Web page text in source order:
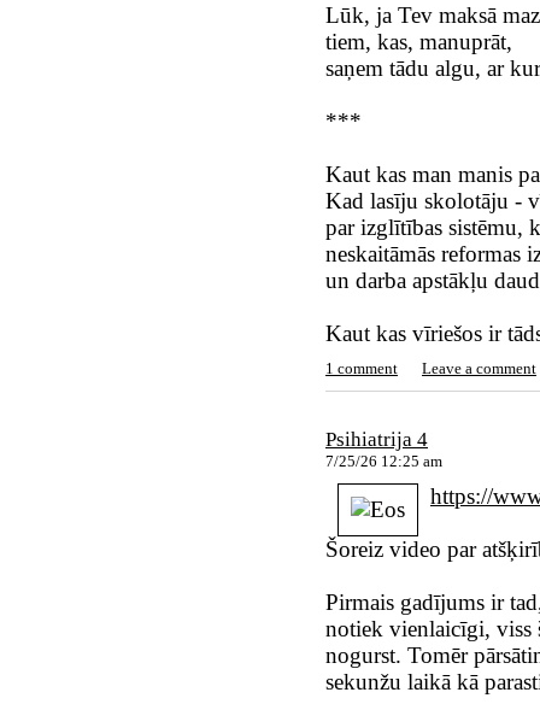
Lūk, ja Tev maksā
tiem, kas, manuprāt,
saņem tādu algu, ar
***
Kaut kas man manis
Kad lasīju skolotāju -
par izglītības sistēmu,
neskaitāmās reformas
un darba apstākļu
Kaut kas vīriešos ir
1 comment Leave a comment
Psihiatrija 4
7/25/26 12:25 am
https://
Šoreiz video par
Pirmais gadījums ir
notiek vienlaicīgi, viss
nogurst. Tomēr
sekunžu laikā kā